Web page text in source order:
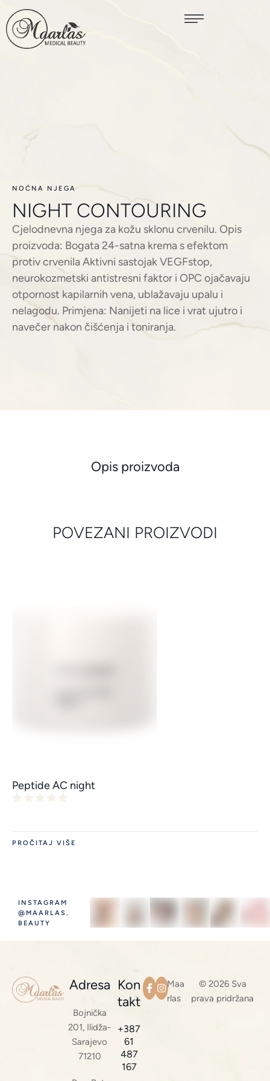
NOĆNA NJEGA
NIGHT CONTOURING
Cjelodnevna njega za kožu sklonu crvenilu. Opis
proizvoda: Bogata 24-satna krema s efektom
protiv crvenila Aktivni sastojak VEGFstop,
neurokozmetski antistresni faktor i OPC ojačavaju
otpornost kapilarnih vena, ublažavaju upalu i
nelagodu. Primjena: Nanijeti na lice i vrat ujutro i
navečer nakon čišćenja i toniranja.
Opis proizvoda
POVEZANI PROIZVODI
Peptide AC night
PROČITAJ VIŠE
INSTAGRAM
@MAARLAS.
BEAUTY
Adresa
Bojnička
201, Ilidža-
Sarajevo
71210
Kon
takt
+387
61
487
167
Maa
rlas
© 2026 Sva
prava pridržana